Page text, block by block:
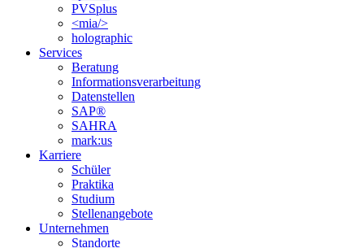
PVSplus
<mia/>
holographic
Services
Beratung
Informations­verarbeitung
Datenstellen
SAP®
SAHRA
mark:us
Karriere
Schüler
Praktika
Studium
Stellenangebote
Unternehmen
Standorte